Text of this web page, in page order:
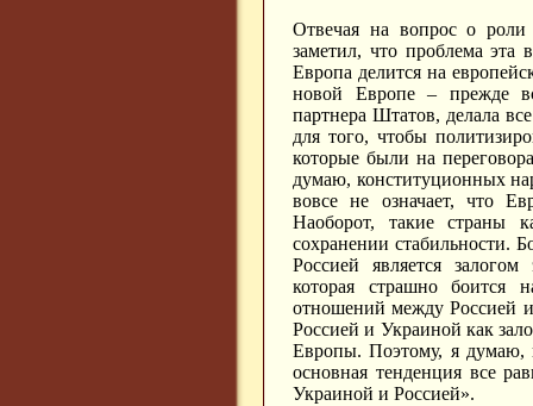
Отвечая на вопрос о роли
заметил, что проблема эта
Европа делится на
новой Европе – прежде
партнера Штатов, делала
для того, чтобы
которые были на
думаю, конституционных
вовсе не означает, что
Наоборот, такие страны
сохранении стабильности.
Россией является
которая страшно боится
отношений между Россией
Россией и Украиной как
Европы. Поэтому, я думаю,
основная тенденция все
Украиной и Россией».